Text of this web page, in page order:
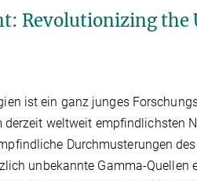
Revolutionizing
ist ein ganz junges
derzeit weltweit
Durchmusterungen
unbekannte Gamma-Quellen